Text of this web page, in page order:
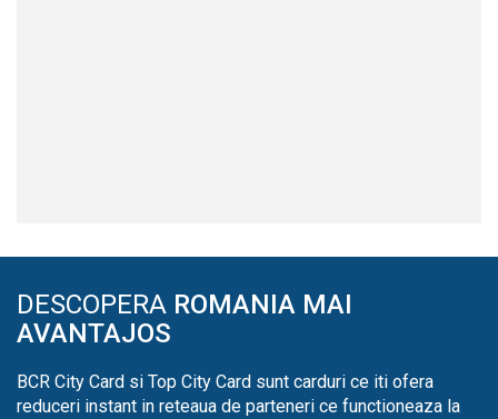
DESCOPERA ROMANIA MAI
AVANTAJOS
BCR City Card si Top City Card sunt carduri ce iti ofera
reduceri instant in reteaua de parteneri ce functioneaza la